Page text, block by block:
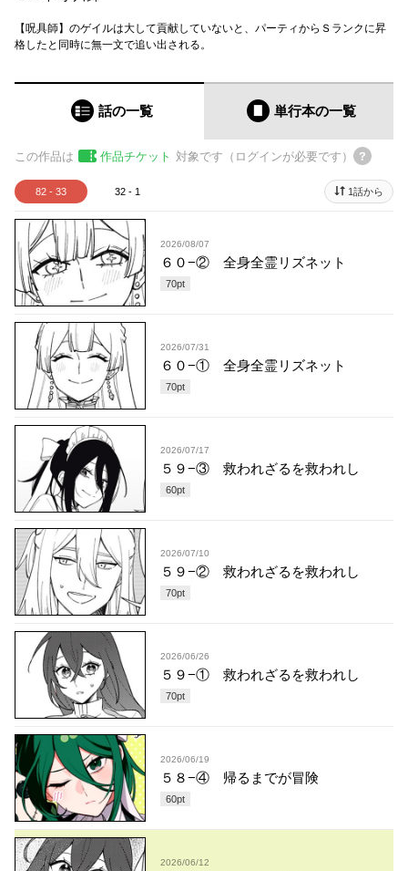
【呪具師】のゲイルは大して貢献していないと、パーティからＳランクに昇
格したと同時に無一文で追い出される。
話の一覧 単行本の一覧
この作品は 作品チケット 対象です（ログインが必要です）
82 - 33 32 - 1 1話から
2026/08/07
６０−② 全身全霊リズネット
70pt
2026/07/31
６０−① 全身全霊リズネット
70pt
2026/07/17
５９−③ 救われざるを救われし
60pt
2026/07/10
５９−② 救われざるを救われし
70pt
2026/06/26
５９−① 救われざるを救われし
70pt
2026/06/19
５８−④ 帰るまでが冒険
60pt
2026/06/12